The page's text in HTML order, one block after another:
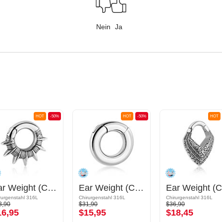
Nein Ja
-50%
HOT
Ear Weight (Chirurgenstahl, silber, glänzend)
316L
-50%
HOT
Ear Weight (Chirurgenstahl, silber, glänzend)
Chirurgenstahl 316L
$31,90
$15,95
HOT
Chirurgenstahl 316L
$36,90
$18,45